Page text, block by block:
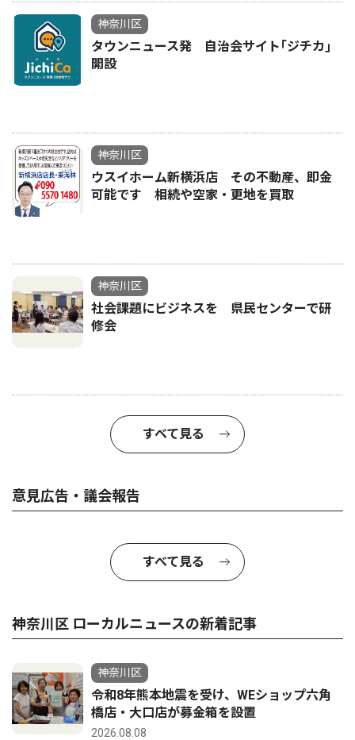
神奈川区
タウンニュース発 自治会サイト｢ジチカ｣
開設
神奈川区
ウスイホーム新横浜店 その不動産、即金
可能です 相続や空家・更地を買取
神奈川区
社会課題にビジネスを 県民センターで研
修会
すべて見る
意見広告・議会報告
すべて見る
神奈川区 ローカルニュースの新着記事
神奈川区
令和8年熊本地震を受け、WEショップ六角
橋店・大口店が募金箱を設置
2026.08.08